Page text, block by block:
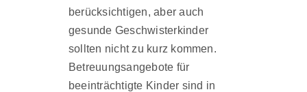
berücksichtigen, aber auch
gesunde Geschwisterkinder
sollten nicht zu kurz kommen.
Betreuungsangebote für
beeinträchtigte Kinder sind in